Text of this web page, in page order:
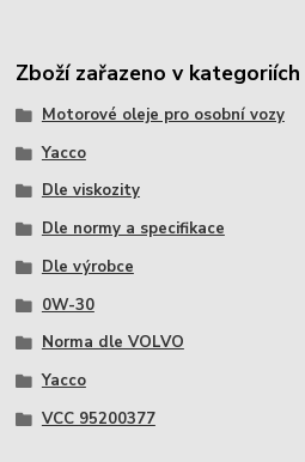
Zboží zařazeno v kategoriích
Motorové oleje pro osobní vozy
Yacco
Dle viskozity
Dle normy a specifikace
Dle výrobce
0W-30
Norma dle VOLVO
Yacco
VCC 95200377